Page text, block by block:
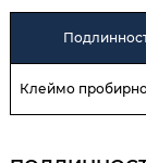
Клеймо